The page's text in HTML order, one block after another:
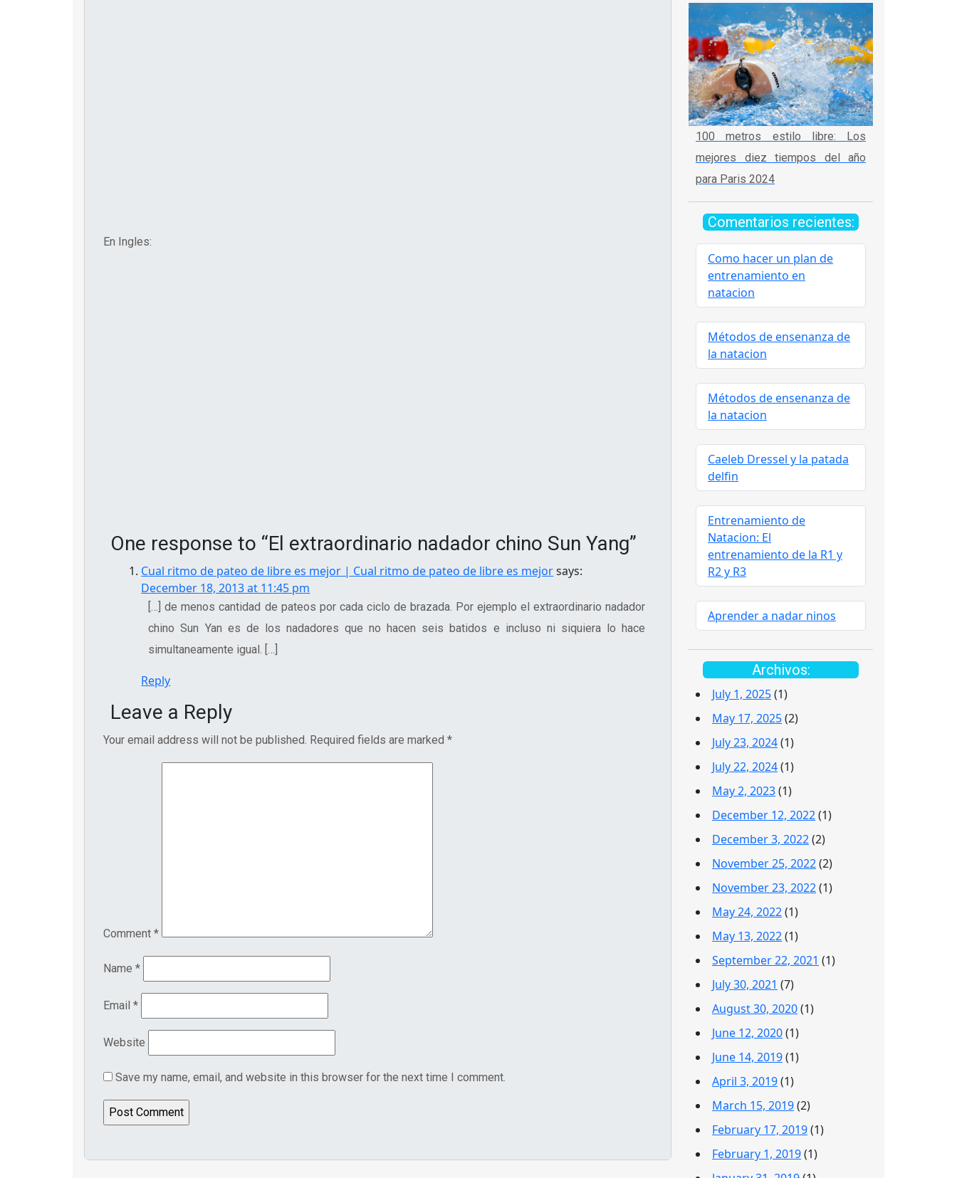
En Ingles:
One response to “El extraordinario nadador chino Sun Yang”
Cual ritmo de pateo de libre es mejor | Cual ritmo de pateo de libre es mejorsays:
December 18, 2013 at 11:45 pm
[…] de menos cantidad de pateos por cada ciclo de brazada. Por ejemplo el extraordinario nadador
chino Sun Yan es de los nadadores que no hacen seis batidos e incluso ni siquiera lo hace
simultaneamente igual. […]
Reply
Leave a Reply
Your email address will not be published. Required fields are marked *
Comment *
Name *
Email *
Website
Save my name, email, and website in this browser for the next time I comment.
100 metros estilo libre: Los
mejores diez tiempos del año
para Paris 2024
Comentarios recientes:
Como hacer un plan de
entrenamiento en
natacion
Métodos de ensenanza de
la natacion
Métodos de ensenanza de
la natacion
Caeleb Dressel y la patada
delfin
Entrenamiento de
Natacion: El
entrenamiento de la R1 y
R2 y R3
Aprender a nadar ninos
Archivos:
July 1, 2025(1)
May 17, 2025(2)
July 23, 2024(1)
July 22, 2024(1)
May 2, 2023(1)
December 12, 2022(1)
December 3, 2022(2)
November 25, 2022(2)
November 23, 2022(1)
May 24, 2022(1)
May 13, 2022(1)
September 22, 2021 (1)
July 30, 2021 (7)
August 30, 2020(1)
June 12, 2020(1)
June 14, 2019(1)
April 3, 2019(1)
March 15, 2019(2)
February 17, 2019(1)
February 1, 2019(1)